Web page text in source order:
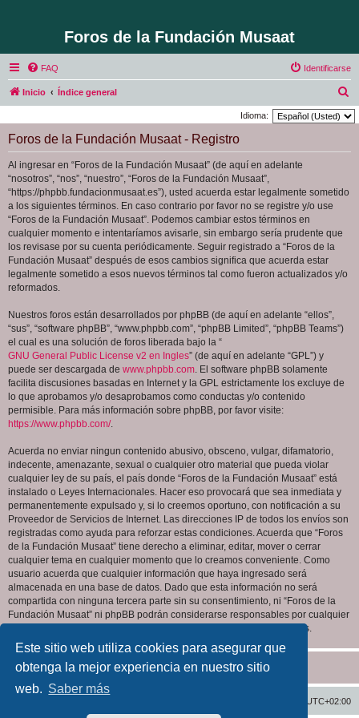
Este sitio web utiliza cookies para asegurar que
obtenga la mejor experiencia en nuestro sitio
web. Saber más
Foros de la Fundación Musaat
FAQ Identificarse
Inicio Índice general
u
Idioma:
Foros de la Fundación Musaat - Registro
Al ingresar en “Foros de la Fundación Musaat” (de aquí en adelante
“nosotros”, “nos”, “nuestro”, “Foros de la Fundación Musaat”,
“https://phpbb.fundacionmusaat.es”), usted acuerda estar legalmente sometido
a los siguientes términos. En caso contrario por favor no se registre y/o use
“Foros de la Fundación Musaat”. Podemos cambiar estos términos en
cualquier momento e intentaríamos avisarle, sin embargo sería prudente que
los revisase por su cuenta periódicamente. Seguir registrado a “Foros de la
Fundación Musaat” después de esos cambios significa que acuerda estar
legalmente sometido a esos nuevos términos tal como fueron actualizados y/o
reformados.
Nuestros foros están desarrollados por phpBB (de aquí en adelante “ellos”,
“sus”, “software phpBB”, “www.phpbb.com”, “phpBB Limited”, “phpBB Teams”)
el cual es una solución de foros liberada bajo la “
GNU General Public License v2 en Ingles” (de aquí en adelante “GPL”) y
puede ser descargada de www.phpbb.com. El software phpBB solamente
facilita discusiones basadas en Internet y la GPL estrictamente los excluye de
lo que aprobamos y/o desaprobamos como conductas y/o contenido
permisible. Para más información sobre phpBB, por favor visite:
https://www.phpbb.com/.
Acuerda no enviar ningun contenido abusivo, obsceno, vulgar, difamatorio,
indecente, amenazante, sexual o cualquier otro material que pueda violar
cualquier ley de su país, el país donde “Foros de la Fundación Musaat” está
instalado o Leyes Internacionales. Hacer eso provocará que sea inmediata y
permanentemente expulsado y, si lo creemos oportuno, con notificación a su
Proveedor de Servicios de Internet. Las direcciones IP de todos los envíos son
registradas como ayuda para reforzar estas condiciones. Acuerda que “Foros
de la Fundación Musaat” tiene derecho a eliminar, editar, mover o cerrar
cualquier tema en cualquier momento que lo creamos conveniente. Como
usuario acuerda que cualquier información que haya ingresado será
almacenada en una base de datos. Dado que esta información no será
compartida con ninguna tercera parte sin su consentimiento, ni “Foros de la
Fundación Musaat” ni phpBB podrán considerarse responsables por cualquier
intento de hacking que conlleve a que los datos sean comprometidos.
UTC+02:00